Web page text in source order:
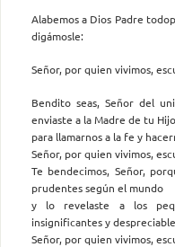
Alabemos a Dios Padre
digámosle:
Señor, por quien vivimos,
Bendito seas, Señor del
enviaste a la Madre de tu
para llamarnos a la fe y
Señor, por quien vivimos,
Te bendecimos, Señor,
prudentes según el mundo
y lo revelaste a los
insignificantes y
Señor, por quien vivimos,